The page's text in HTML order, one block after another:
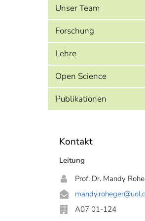
Unser Team
Forschung
Lehre
Open Science
Publikationen
Kontakt
Leitung
Prof. Dr. Mandy
mandy.roheger
A07 01-124